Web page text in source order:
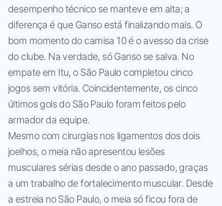
desempenho técnico se manteve em alta; a
diferença é que Ganso está finalizando mais. O
bom momento do camisa 10 é o avesso da crise
do clube. Na verdade, só Ganso se salva. No
empate em Itu, o São Paulo completou cinco
jogos sem vitória. Coincidentemente, os cinco
últimos gols do São Paulo foram feitos pelo
armador da equipe.
Mesmo com cirurgias nos ligamentos dos dois
joelhos, o meia não apresentou lesões
musculares sérias desde o ano passado, graças
a um trabalho de fortalecimento muscular. Desde
a estreia no São Paulo, o meia só ficou fora de